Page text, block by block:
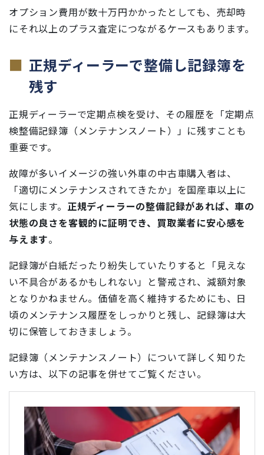
オプション費用が数十万円かかったとしても、売却時
にそれ以上のプラス査定につながるケースもあります。
正規ディーラーで整備し記録簿を
残す
正規ディーラーで定期点検を受け、その履歴を「定期点
検整備記録簿（メンテナンスノート）」に残すことも
重要です。
故障が多いイメージの強い外車の中古車購入者は、
「適切にメンテナンスされてきたか」を国産車以上に
気にします。 正規ディーラーの整備記録があれば、車の
状態の良さを客観的に証明でき、買取業者に安心感を
与えます。
記録簿が白紙だったり紛失していたりすると「見えな
い不具合があるかもしれない」と警戒され、減額対象
となりかねません。価値を高く維持するためにも、日
頃のメンテナンス履歴をしっかりと残し、記録簿は大
切に保管しておきましょう。
記録簿（メンテナンスノート）について詳しく知りた
い方は、以下の記事を併せてご覧ください。